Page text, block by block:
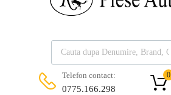
Telefon contact:
0775.166.298
0